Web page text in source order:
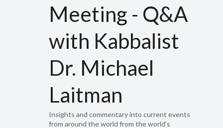
Meeting - Q&A
with Kabbalist
Dr. Michael
Laitman
Insights and commentary into current events
from around the world from the world's